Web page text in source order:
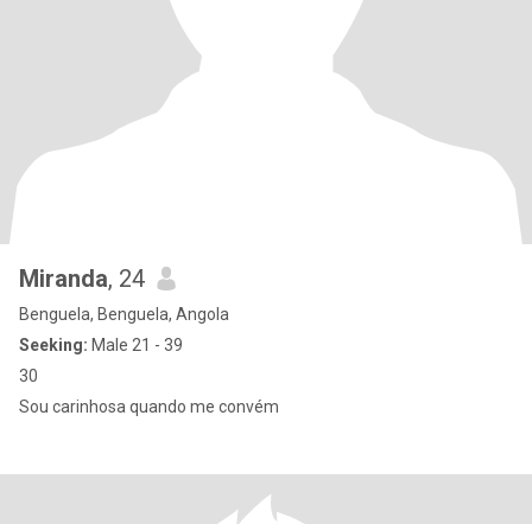
Miranda, 24
Benguela, Benguela, Angola
Seeking: Male 21 - 39
30
Sou carinhosa quando me convém